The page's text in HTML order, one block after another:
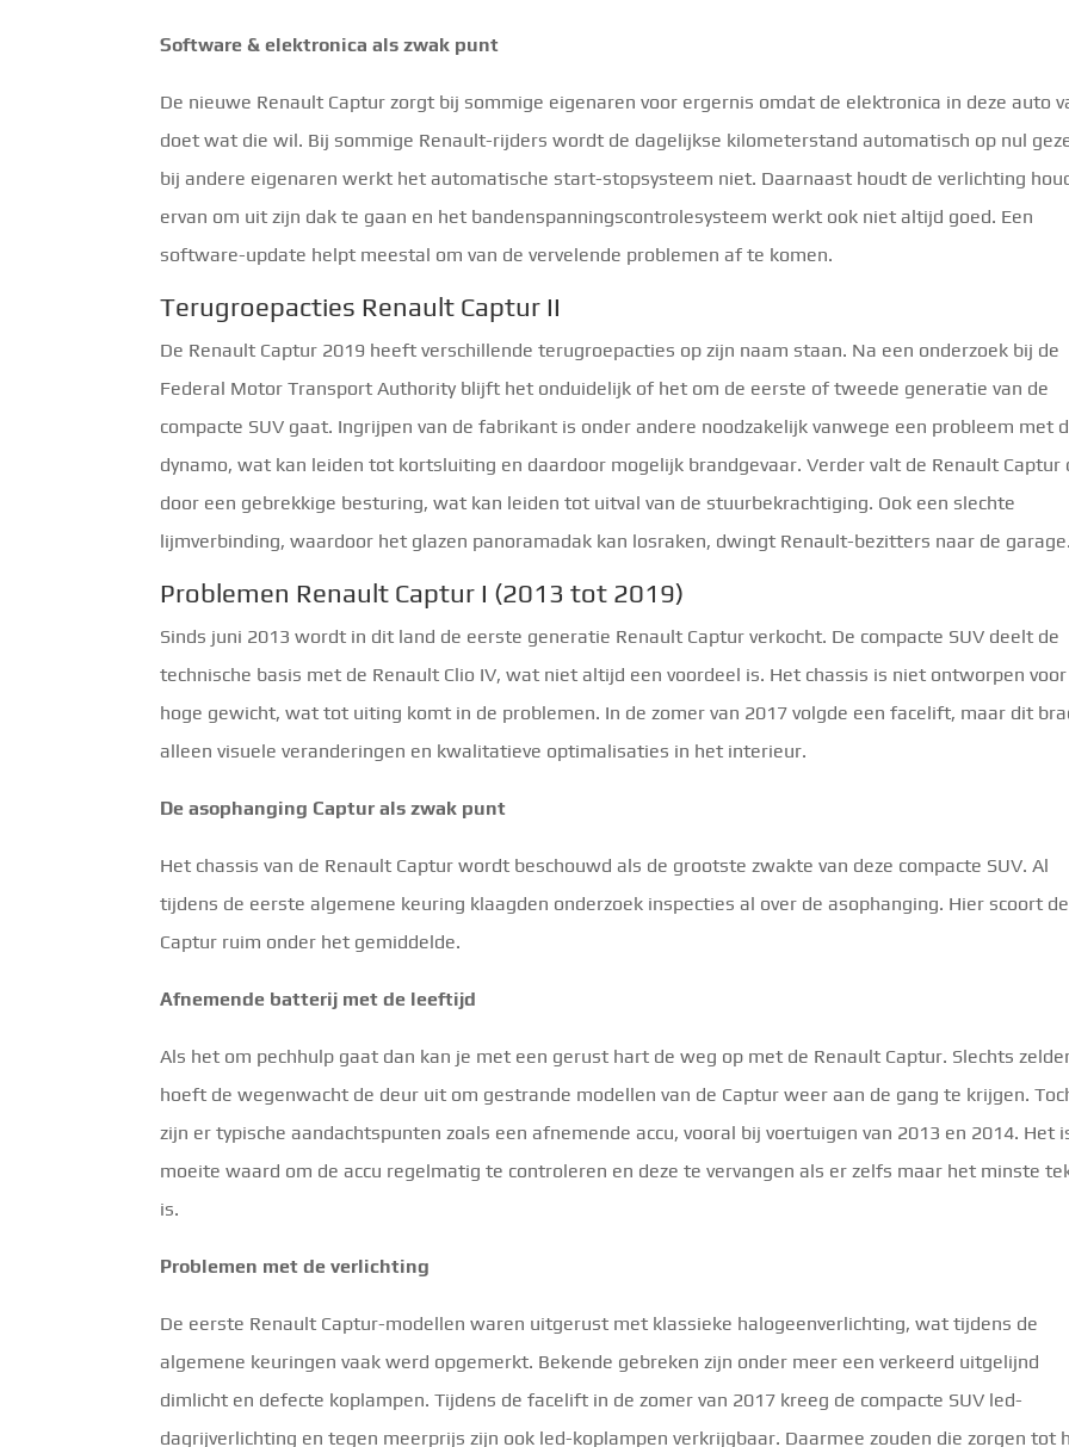
Software & elektronica als zwak punt
De nieuwe Renault Captur zorgt bij sommige eigenaren voor ergernis omdat de elektronica in deze auto
doet wat die wil. Bij sommige Renault-rijders wordt de dagelijkse kilometerstand automatisch op nul
bij andere eigenaren werkt het automatische start-stopsysteem niet. Daarnaast houdt de verlichting
ervan om uit zijn dak te gaan en het bandenspanningscontrolesysteem werkt ook niet altijd goed. Een
software-update helpt meestal om van de vervelende problemen af ​​te komen.
Terugroepacties Renault Captur II
De Renault Captur 2019 heeft verschillende terugroepacties op zijn naam staan. Na een onderzoek bij de
Federal Motor Transport Authority blijft het onduidelijk of het om de eerste of tweede generatie van de
compacte SUV gaat. Ingrijpen van de fabrikant is onder andere noodzakelijk vanwege een probleem met
dynamo, wat kan leiden tot kortsluiting en daardoor mogelijk brandgevaar. Verder valt de Renault Captur
door een gebrekkige besturing, wat kan leiden tot uitval van de stuurbekrachtiging. Ook een slechte
lijmverbinding, waardoor het glazen panoramadak kan losraken, dwingt Renault-bezitters naar de garage.
Problemen Renault Captur I (2013 tot 2019)
Sinds juni 2013 wordt in dit land de eerste generatie Renault Captur verkocht. De compacte SUV deelt de
technische basis met de Renault Clio IV, wat niet altijd een voordeel is. Het chassis is niet ontworpen
hoge gewicht, wat tot uiting komt in de problemen. In de zomer van 2017 volgde een facelift, maar dit
alleen visuele veranderingen en kwalitatieve optimalisaties in het interieur.
De asophanging Captur als zwak punt
Het chassis van de Renault Captur wordt beschouwd als de grootste zwakte van deze compacte SUV. Al
tijdens de eerste algemene keuring klaagden onderzoek inspecties al over de asophanging. Hier scoort de
Captur ruim onder het gemiddelde.
Afnemende batterij met de leeftijd
Als het om pechhulp gaat dan kan je met een gerust hart de weg op met de Renault Captur. Slechts
hoeft de wegenwacht de deur uit om gestrande modellen van de Captur weer aan de gang te krijgen.
zijn er typische aandachtspunten zoals een afnemende accu, vooral bij voertuigen van 2013 en 2014. Het
moeite waard om de accu regelmatig te controleren en deze te vervangen als er zelfs maar het minste
is.
Problemen met de verlichting
De eerste Renault Captur-modellen waren uitgerust met klassieke halogeenverlichting, wat tijdens de
algemene keuringen vaak werd opgemerkt. Bekende gebreken zijn onder meer een verkeerd uitgelijnd
dimlicht en defecte koplampen. Tijdens de facelift in de zomer van 2017 kreeg de compacte SUV led-
dagrijverlichting en tegen meerprijs zijn ook led-koplampen verkrijgbaar. Daarmee zouden die zorgen tot